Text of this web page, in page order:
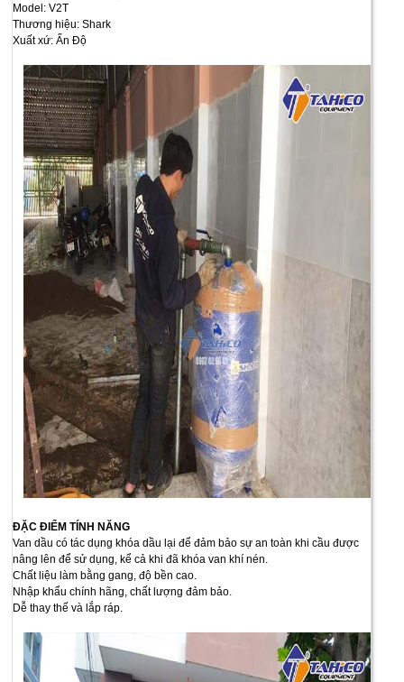
Model: V2T
Thương hiệu: Shark
Xuất xứ: Ấn Độ
ĐẶC ĐIỂM TÍNH NĂNG
Van dầu có tác dụng khóa dầu lại để đảm bảo sự an toàn khi cầu được
nâng lên để sử dụng, kể cả khi đã khóa van khí nén.
Chất liệu làm bằng gang, độ bền cao.
Nhập khẩu chính hãng, chất lượng đảm bảo.
Dễ thay thế và lắp ráp.